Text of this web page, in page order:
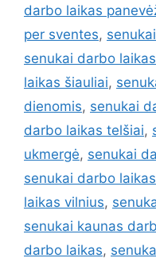
darbo laikas
per sventes,
senukai darbo
laikas šiauliai,
dienomis, senukai
darbo laikas telšiai,
ukmergė, senukai
senukai darbo
laikas vilnius,
senukai kaunas
darbo laikas,